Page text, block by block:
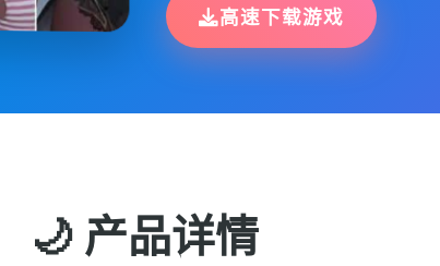
高速下载游戏
🌙 产品详情